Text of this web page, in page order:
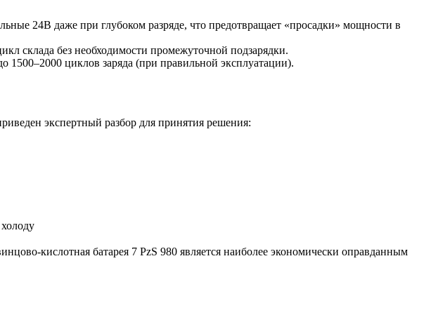
24В даже при глубоком разряде, что предотвращает «просадки» мощности в
склада без необходимости промежуточной подзарядки.
циклов заряда (при правильной эксплуатации).
экспертный разбор для принятия решения:
кислотная батарея 7 PzS 980 является наиболее экономически оправданным